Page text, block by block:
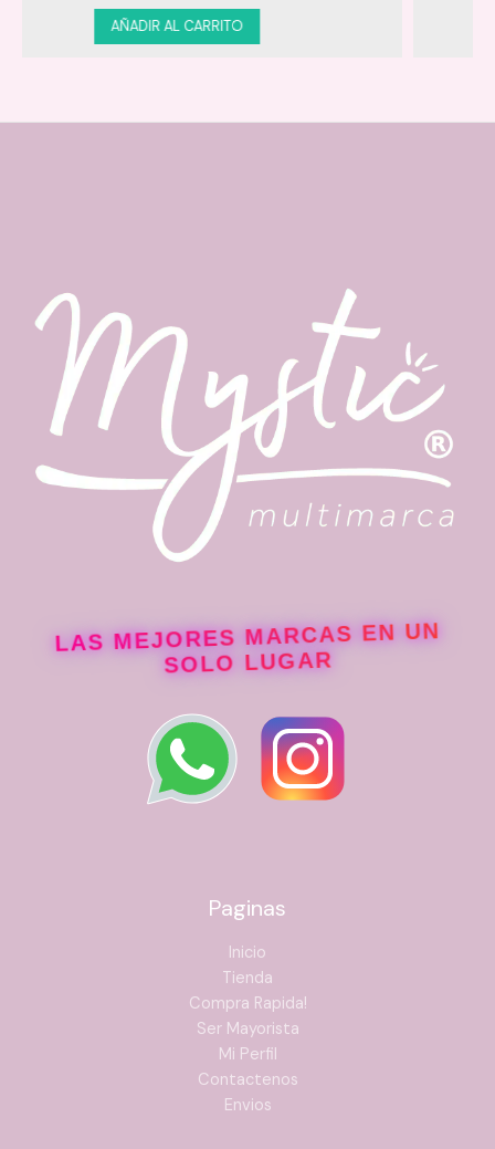
AÑADIR AL CARRITO
LAS MEJORES MARCAS EN UN
SOLO LUGAR
Paginas
Inicio
Tienda
Compra Rapida!
Ser Mayorista
Mi Perfil
Contactenos
Envios